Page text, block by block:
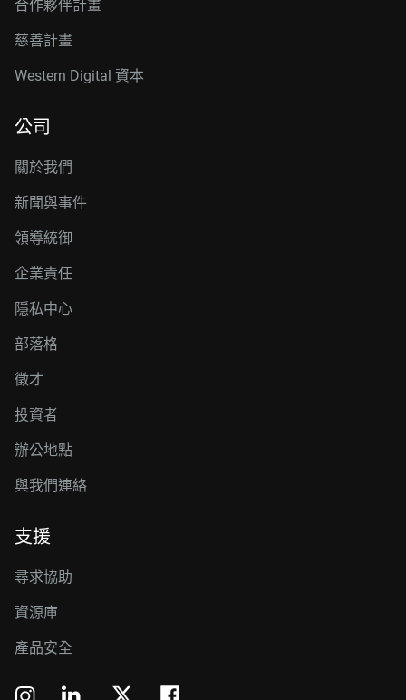
合作夥伴計畫
慈善計畫
Western Digital 資本
公司
關於我們
新聞與事件
領導統御
企業責任
隱私中心
部落格
徵才
投資者
辦公地點
與我們連絡
支援
尋求協助
資源庫
產品安全